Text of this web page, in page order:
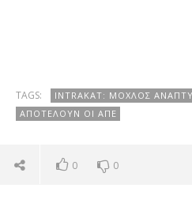
TAGS:
INTRAKAT: ΜΟΧΛΌΣ
ΑΠΟΤΕΛΟΎΝ ΟΙ ΑΠΕ
0 0